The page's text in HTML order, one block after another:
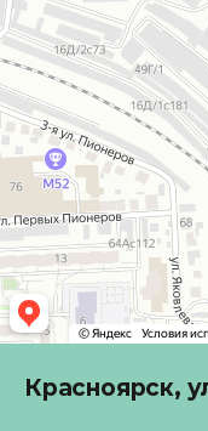
Красноярск,